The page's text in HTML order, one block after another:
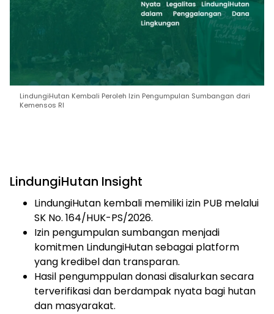
LindungiHutan Kembali Peroleh Izin Pengumpulan Sumbangan dari
Kemensos RI
LindungiHutan Insight
LindungiHutan kembali memiliki izin PUB melalui
SK No. 164/HUK-PS/2026.
Izin pengumpulan sumbangan menjadi
komitmen LindungiHutan sebagai platform
yang kredibel dan transparan.
Hasil pengumppulan donasi disalurkan secara
terverifikasi dan berdampak nyata bagi hutan
dan masyarakat.